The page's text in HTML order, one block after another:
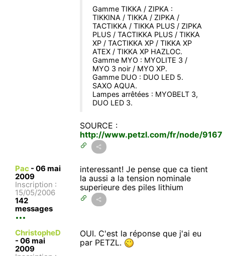
Gamme TIKKA / ZIPKA :
TIKKINA / TIKKA / ZIPKA /
TACTIKKA / TIKKA PLUS / ZIPKA
PLUS / TACTIKKA PLUS / TIKKA
XP / TACTIKKA XP / TIKKA XP
ATEX / TIKKA XP HAZLOC.
Gamme MYO : MYOLITE 3 /
MYO 3 noir / MYO XP.
Gamme DUO : DUO LED 5.
SAXO AQUA.
Lampes arrêtées : MYOBELT 3,
DUO LED 3.
SOURCE :
http://www.petzl.com/fr/node/9167
Pac - 06 mai
2009
Inscription :
15/05/2006
142
messages
interessant! Je pense que ca tient
la aussi a la tension nominale
superieure des piles lithium
ChristopheD
- 06 mai
2009
OUI. C'est la réponse que j'ai eu
par PETZL.